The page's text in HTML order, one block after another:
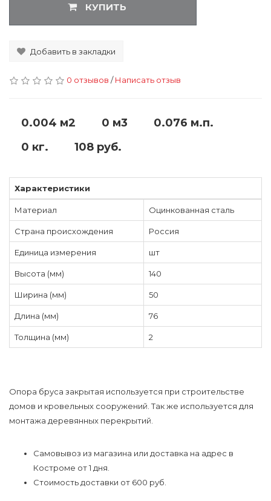
КУПИТЬ
Добавить в закладки
0 отзывов /Написать отзыв
0.004 м2 0 м3
0.076 м.п.
0 кг.
108 руб.
Характеристики
Материал Оцинкованная сталь
Страна происхождения Россия
Единица измерения шт
Высота (мм) 140
Ширина (мм) 50
Длина (мм) 76
Толщина (мм) 2
Опора бруса закрытая используется при строительстве
домов и кровельных сооружений. Так же используется для
монтажа деревянных перекрытий.
Самовывоз из магазина или доставка на адрес в
Костроме от 1 дня.
Стоимость доставки от 600 руб.